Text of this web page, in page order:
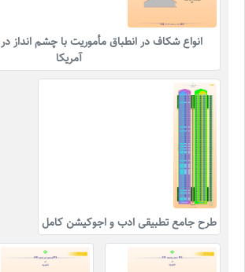
انواع شکاف در انطباق مأموریت با چشم انداز
آمریکا
طرح جامع تطبیقی ادب و اجوکیشن کامل